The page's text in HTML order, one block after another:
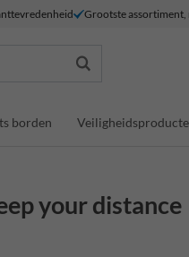
Grootste
borden
your distance